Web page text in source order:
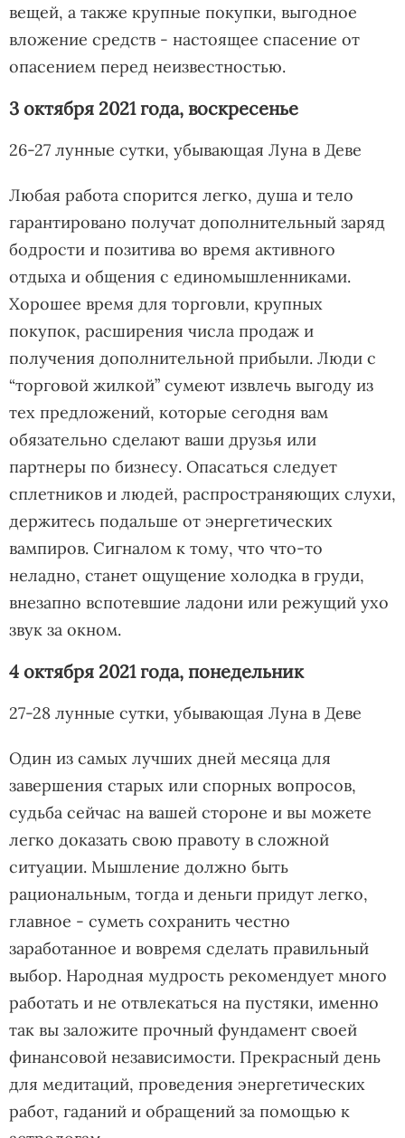
вещей, а также крупные покупки, выгодное
вложение средств - настоящее спасение от
опасением перед неизвестностью.
3 октября 2021 года, воскресенье
26-27 лунные сутки, убывающая Луна в Деве
Любая работа спорится легко, душа и тело
гарантировано получат дополнительный заряд
бодрости и позитива во время активного
отдыха и общения с единомышленниками.
Хорошее время для торговли, крупных
покупок, расширения числа продаж и
получения дополнительной прибыли. Люди с
“торговой жилкой” сумеют извлечь выгоду из
тех предложений, которые сегодня вам
обязательно сделают ваши друзья или
партнеры по бизнесу. Опасаться следует
сплетников и людей, распространяющих слухи,
держитесь подальше от энергетических
вампиров. Сигналом к тому, что что-то
неладно, станет ощущение холодка в груди,
внезапно вспотевшие ладони или режущий ухо
звук за окном.
4 октября 2021 года, понедельник
27-28 лунные сутки, убывающая Луна в Деве
Один из самых лучших дней месяца для
завершения старых или спорных вопросов,
судьба сейчас на вашей стороне и вы можете
легко доказать свою правоту в сложной
ситуации. Мышление должно быть
рациональным, тогда и деньги придут легко,
главное - суметь сохранить честно
заработанное и вовремя сделать правильный
выбор. Народная мудрость рекомендует много
работать и не отвлекаться на пустяки, именно
так вы заложите прочный фундамент своей
финансовой независимости. Прекрасный день
для медитаций, проведения энергетических
работ, гаданий и обращений за помощью к